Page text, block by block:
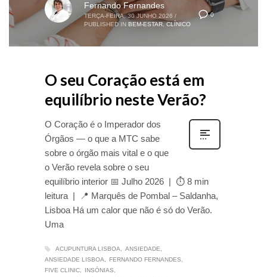
0
Fernando Fernandes
TERÇA-FEIRA, 30 JUNHO 2026 /
PUBLISHED IN BEM-ESTAR,CLÍNICO
O seu Coração está em
equilíbrio neste Verão?
O Coração é o Imperador dos
Órgãos — o que a MTC sabe
sobre o órgão mais vital e o que
o Verão revela sobre o seu
equilíbrio interior 📅 Julho 2026 | ⏱ 8 min
leitura | 📍 Marquês de Pombal – Saldanha,
Lisboa Há um calor que não é só do Verão.
Uma
ACUPUNTURA LISBOA
ANSIEDADE
ANSIEDADE LISBOA
FERNANDO FERNANDES
FIVE CLINIC
INSÓNIAS